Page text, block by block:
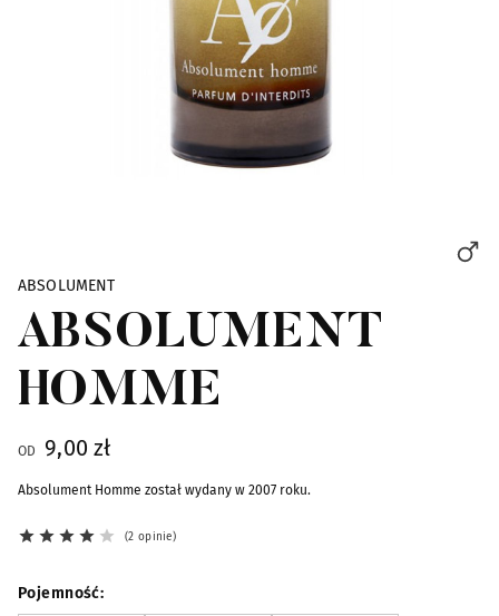
ABSOLUMENT
ABSOLUMENT
HOMME
OD 9,00 zł
Absolument Homme został wydany w 2007 roku.
2 opinie
Pojemność